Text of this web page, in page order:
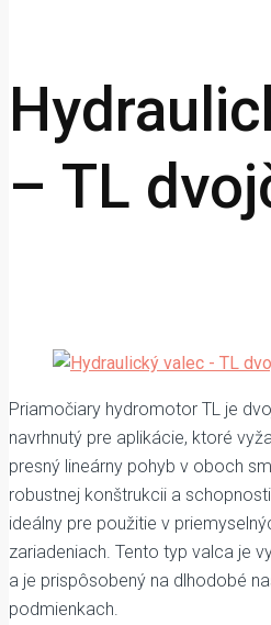
– TL
Priamočiary hydromotor TL je
navrhnutý pre aplikácie, ktoré
presný lineárny pohyb v oboch
robustnej konštrukcii a
ideálny pre použitie v
zariadeniach. Tento typ valca je
a je prispôsobený na dlhodobé
podmienkach.